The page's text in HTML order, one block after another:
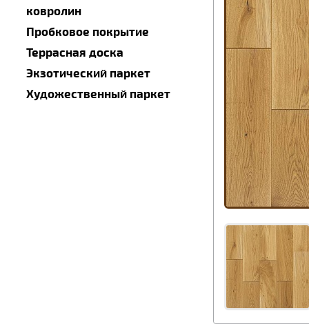
ковролин
Пробковое покрытие
Террасная доска
Экзотический паркет
Художественный паркет